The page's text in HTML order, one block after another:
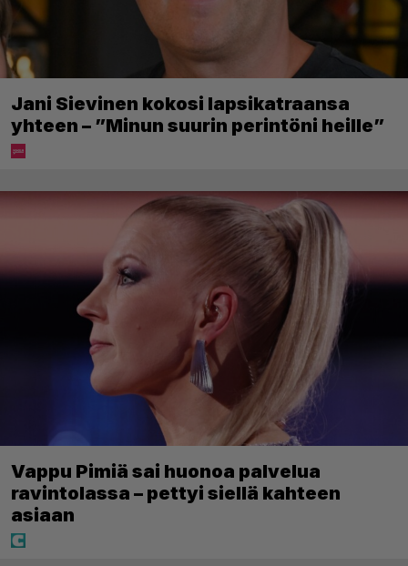
Jani Sievinen kokosi lapsikatraansa
yhteen – ”Minun suurin perintöni heille”
Vappu Pimiä sai huonoa palvelua
ravintolassa – pettyi siellä kahteen
asiaan